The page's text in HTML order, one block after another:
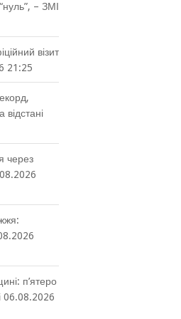
– ЗМІ
візит
21:25
через
п’ятеро
06.08.2026